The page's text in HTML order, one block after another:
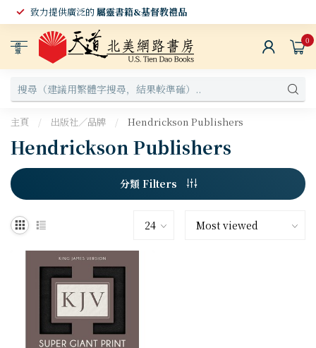
致力提供廣泛的屬靈書籍&基督教禮品
選
單
0
主頁 / 出版社／品牌 / Hendrickson Publishers
Hendrickson Publishers
分類 Filters